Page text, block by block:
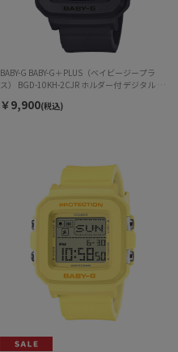
BABY-G BABY-G＋PLUS（ベイビージープラ
ス） BGD-10KH-2CJR ホルダー付 デジタル ク
￥9,900(税込)